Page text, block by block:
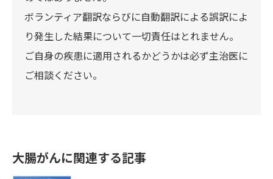
ボランティア翻訳ならびに自動翻訳による誤訳によ
り発生した結果について一切責任はとれません。
ご自身の疾患に適用されるかどうかは必ず主治医に
ご相談ください。
大腸がんに関連する記事